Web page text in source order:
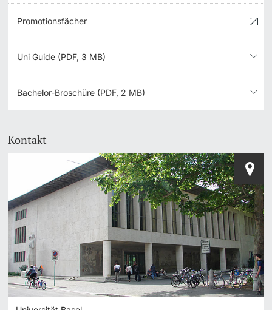
Promotionsfächer
Uni Guide (PDF, 3 MB)
Bachelor-Broschüre (PDF, 2 MB)
Kontakt